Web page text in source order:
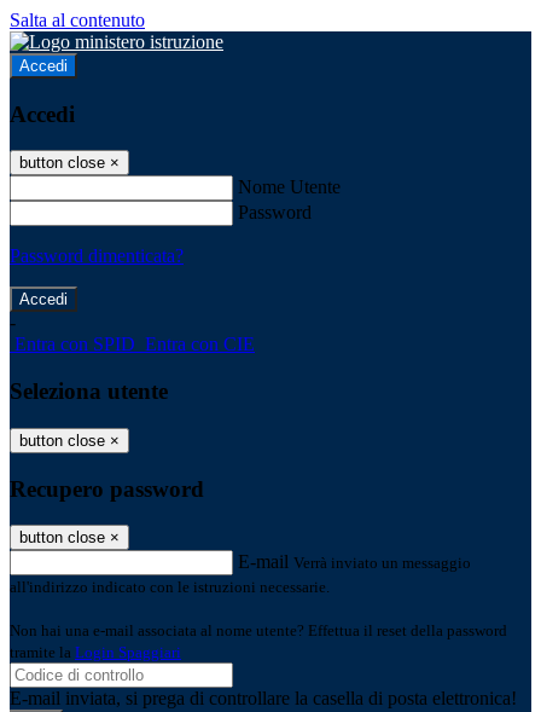
Salta al contenuto
Accedi
Accedi
button close ×
Nome Utente
Password
Password dimenticata?
-
Entra con SPID Entra con CIE
Seleziona utente
button close ×
Recupero password
button close ×
E-mail Verrà inviato un messaggio
all'indirizzo indicato con le istruzioni necessarie.
Non hai una e-mail associata al nome utente? Effettua il reset della password
tramite la Login Spaggiari
E-mail inviata, si prega di controllare la casella di posta elettronica!